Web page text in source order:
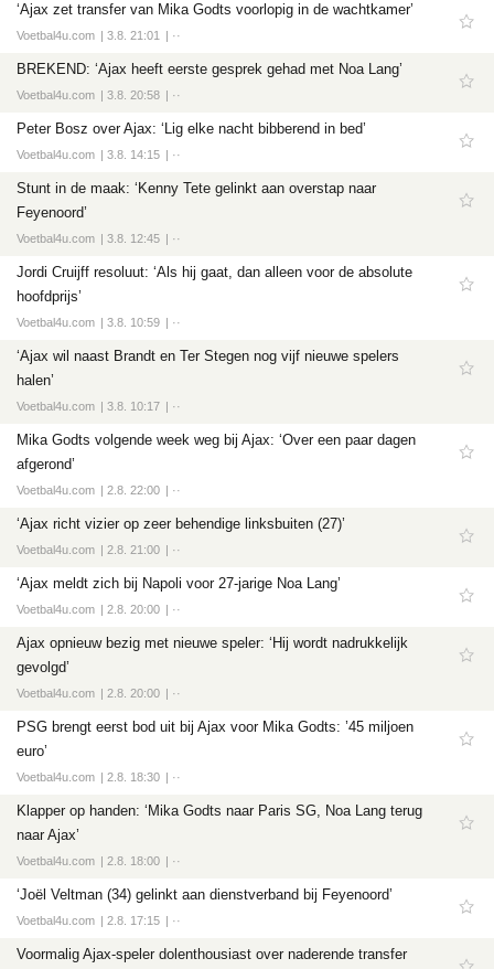
‘Ajax zet transfer van Mika Godts voorlopig in de wachtkamer’
Voetbal4u.com 3.8. 21:01 ··
BREKEND: ‘Ajax heeft eerste gesprek gehad met Noa Lang’
Voetbal4u.com 3.8. 20:58 ··
Peter Bosz over Ajax: ‘Lig elke nacht bibberend in bed’
Voetbal4u.com 3.8. 14:15 ··
Stunt in de maak: ‘Kenny Tete gelinkt aan overstap naar
Feyenoord’
Voetbal4u.com 3.8. 12:45 ··
Jordi Cruijff resoluut: ‘Als hij gaat, dan alleen voor de absolute
hoofdprijs’
Voetbal4u.com 3.8. 10:59 ··
‘Ajax wil naast Brandt en Ter Stegen nog vijf nieuwe spelers
halen’
Voetbal4u.com 3.8. 10:17 ··
Mika Godts volgende week weg bij Ajax: ‘Over een paar dagen
afgerond’
Voetbal4u.com 2.8. 22:00 ··
‘Ajax richt vizier op zeer behendige linksbuiten (27)’
Voetbal4u.com 2.8. 21:00 ··
‘Ajax meldt zich bij Napoli voor 27-jarige Noa Lang’
Voetbal4u.com 2.8. 20:00 ··
Ajax opnieuw bezig met nieuwe speler: ‘Hij wordt nadrukkelijk
gevolgd’
Voetbal4u.com 2.8. 20:00 ··
PSG brengt eerst bod uit bij Ajax voor Mika Godts: ’45 miljoen
euro’
Voetbal4u.com 2.8. 18:30 ··
Klapper op handen: ‘Mika Godts naar Paris SG, Noa Lang terug
naar Ajax’
Voetbal4u.com 2.8. 18:00 ··
‘Joël Veltman (34) gelinkt aan dienstverband bij Feyenoord’
Voetbal4u.com 2.8. 17:15 ··
Voormalig Ajax-speler dolenthousiast over naderende transfer